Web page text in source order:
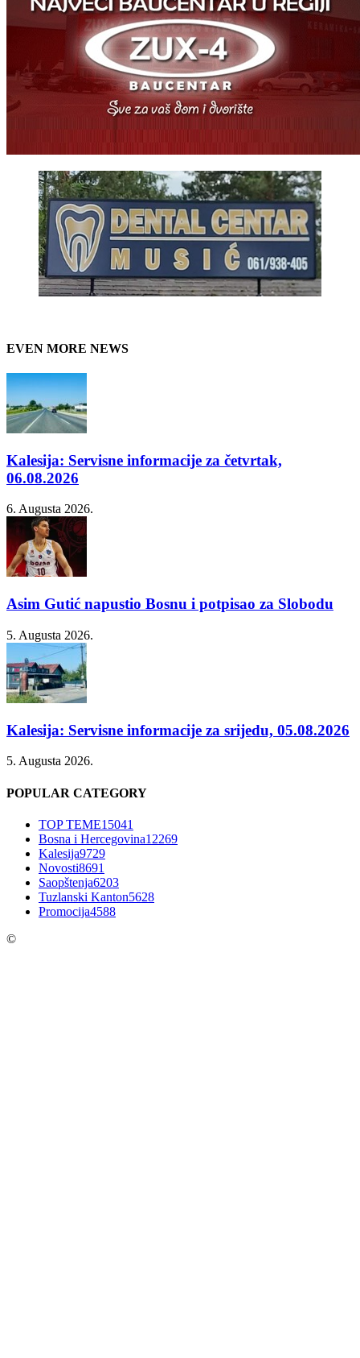
EVEN MORE NEWS
Kalesija: Servisne informacije za četvrtak,
06.08.2026
6. Augusta 2026.
Asim Gutić napustio Bosnu i potpisao za Slobodu
5. Augusta 2026.
Kalesija: Servisne informacije za srijedu, 05.08.2026
5. Augusta 2026.
POPULAR CATEGORY
TOP TEME15041
Bosna i Hercegovina12269
Kalesija9729
Novosti8691
Saopštenja6203
Tuzlanski Kanton5628
Promocija4588
©